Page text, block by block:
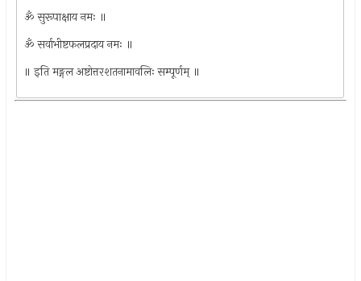
ॐ सुरूपाक्षाय नमः ॥
ॐ सर्वाभीष्टफलप्रदाय नमः ॥
॥ इति मङ्गल अष्टोत्तरशतनामावलिः सम्पूर्णम् ॥